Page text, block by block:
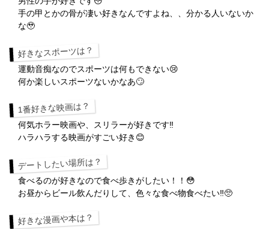
手の甲とかの骨が凄い好きなんですよね、、分かる人いないか
な🥹
好きなスポーツは？
運動音痴なのでスポーツは何もできない😢
何か楽しいスポーツないかなあ🙄
1番好きな映画は？
何気ホラー映画や、スリラーが好きです‼️
ハラハラする映画がすごい好き😊
デートしたい場所は？
食べるのが好きなので食べ歩きがしたい！！😳
お昼からビール飲んだりして、色々な食べ物食べたい‼️🥺
好きな漫画や本は？